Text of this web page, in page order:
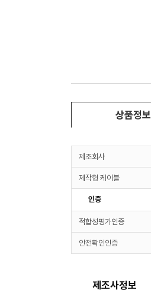
상품정보
제조회사
제작형 케이블
인증
적합성평가인증
안전확인인증
제조사정보